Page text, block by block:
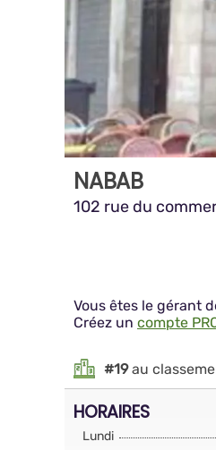
NABAB
102 rue du
Vous êtes le gérant
Créez un compte
#19au
HORAIRES
Lundi